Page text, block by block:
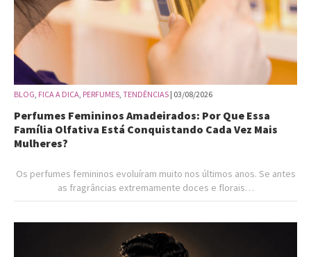
BLOG FICA A DICA PERFUMES TENDÊNCIAS | 03/08/2026
Perfumes Femininos Amadeirados: Por Que Essa
Família Olfativa Está Conquistando Cada Vez Mais
Mulheres?
Os perfumes femininos evoluíram muito nos últimos anos. Se antes
as fragrâncias extremamente doces e florais…